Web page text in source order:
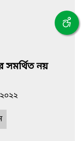
সমর্থিত নয়